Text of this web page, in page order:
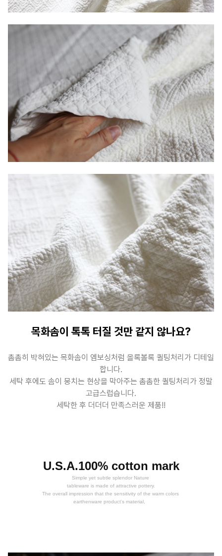
목화솜이 톡톡 터질 것만 같지 않나요?
촘촘히 박혀있는 목화솜이 엠보싱처럼 올록볼록 퀼팅처리가 디테일
합니다.
세탁 후에도 솜이 뭉치는 현상을 막아주는 촘촘한 퀼팅처리가 정말
고급스럽습니다.
세탁한 후 더더더 만족스러운 제품!!
U.S.A.100% cotton mark
Simple yet subtle splendor Nature
tableware is made of attractive pottery.
The overall impression that the sensitivity of the warm colors
earthenware product's material,